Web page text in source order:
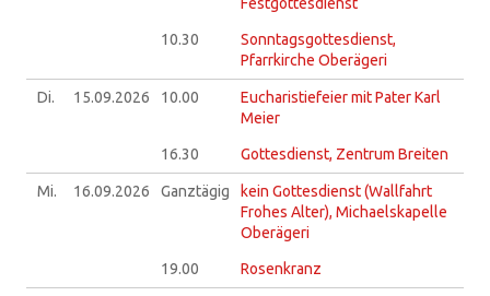
10.30
Sonntagsgottesdienst,
Pfarrkirche Oberägeri
Di. 15.09.2026 10.00
Eucharistiefeier mit Pater Karl
Meier
16.30 Gottesdienst, Zentrum Breiten
Mi. 16.09.2026 Ganztägig
kein Gottesdienst (Wallfahrt
Frohes Alter), Michaelskapelle
Oberägeri
19.00 Rosenkranz